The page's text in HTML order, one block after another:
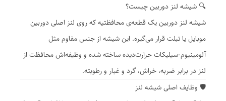
🔍 شیشه لنز دوربین چیست؟
شیشه لنز دوربین یک قطعه‌ی محافظتیه که روی لنز اصلی دوربین
موبایل یا تبلت قرار می‌گیره. این شیشه از جنس مقاوم مثل
آلومینیوم-سیلیکات حرارت‌دیده ساخته شده و وظیفه‌اش محافظت از
لنز در برابر ضربه، خراش، گرد و غبار و رطوبته.
🛡️ وظایف اصلی شیشه لنز